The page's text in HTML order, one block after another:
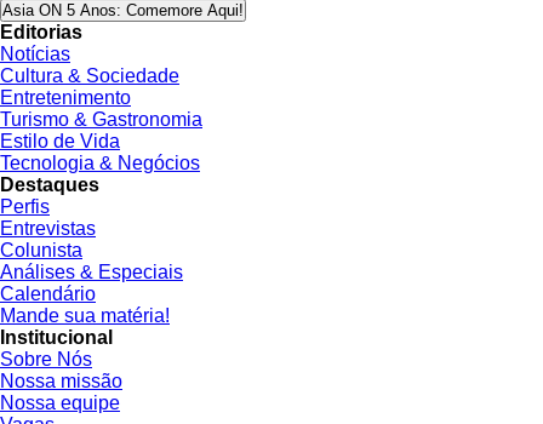
Asia ON 5 Anos: Comemore Aqui!
Editorias
Notícias
Cultura & Sociedade
Entretenimento
Turismo & Gastronomia
Estilo de Vida
Tecnologia & Negócios
Destaques
Perfis
Entrevistas
Colunista
Análises & Especiais
Calendário
Mande sua matéria!
Institucional
Sobre Nós
Nossa missão
Nossa equipe